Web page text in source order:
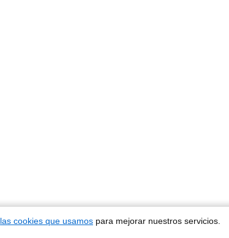
las cookies que usamos para mejorar nuestros servicios.